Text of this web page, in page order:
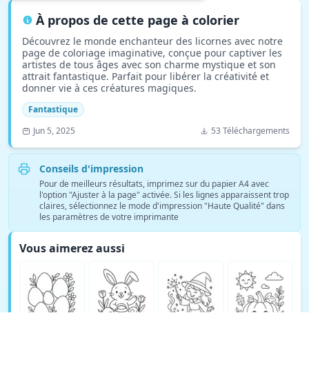
À propos de cette page à colorier
Découvrez le monde enchanteur des licornes avec notre
page de coloriage imaginative, conçue pour captiver les
artistes de tous âges avec son charme mystique et son
attrait fantastique. Parfait pour libérer la créativité et
donner vie à ces créatures magiques.
Fantastique
Jun 5, 2025
53 Téléchargements
Conseils d'impression
Pour de meilleurs résultats, imprimez sur du papier A4 avec
l'option "Ajuster à la page" activée. Si les lignes apparaissent trop
claires, sélectionnez le mode d'impression "Haute Qualité" dans
les paramètres de votre imprimante
Vous aimerez aussi